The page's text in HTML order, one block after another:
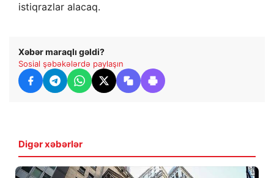
istiqrazlar alacaq.
Xəbər maraqlı gəldi?
Sosial şəbəkələrdə paylaşın
Digər xəbərlər